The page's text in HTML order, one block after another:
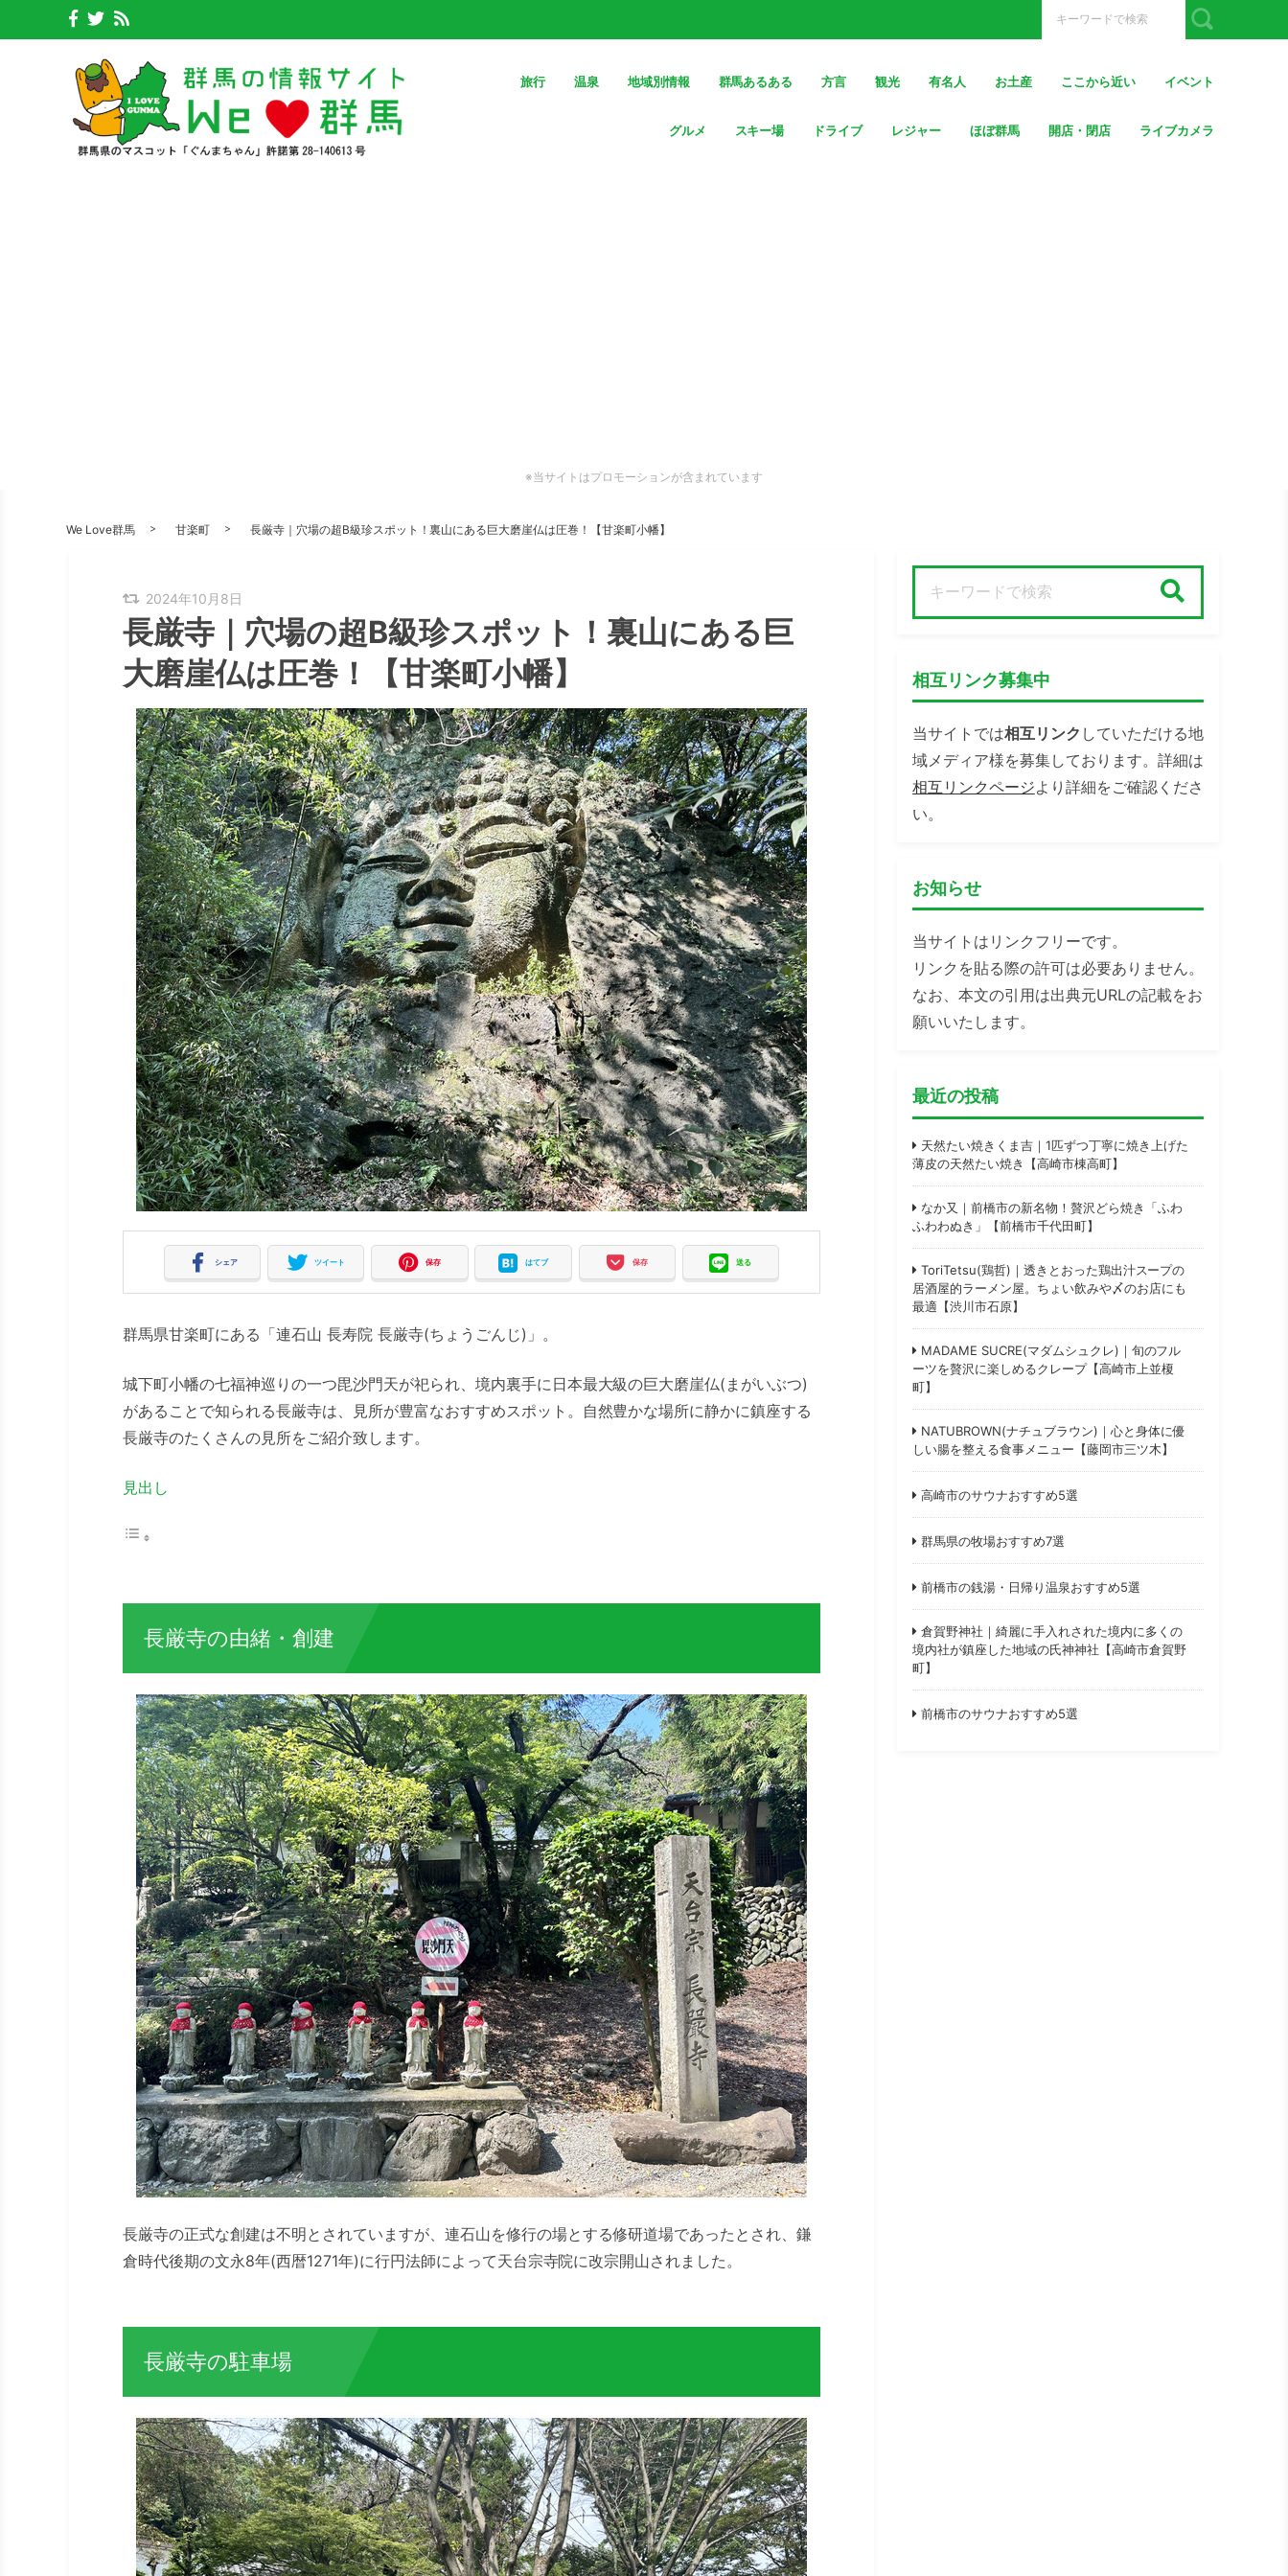
旅行 温泉 地域別情報 群馬あるある 方言 観光 有名人 お土産 ここから近い イベント
グルメ スキー場 ドライブ レジャー ほぼ群馬 開店・閉店 ライブカメラ
※当サイトはプロモーションが含まれています
We Love群馬 甘楽町 長厳寺｜穴場の超B級珍スポット！裏山にある巨大磨崖仏は圧巻！【甘楽町小幡】
2024年10月8日
長厳寺｜穴場の超B級珍スポット！裏山にある巨
大磨崖仏は圧巻！【甘楽町小幡】
シェア ツイート 保存 はてブ 保存 送る
群馬県甘楽町にある「連石山 長寿院 長厳寺(ちょうごんじ)」。
城下町小幡の七福神巡りの一つ毘沙門天が祀られ、境内裏手に日本最大級の巨大磨崖仏(まがいぶつ)
があることで知られる長厳寺は、見所が豊富なおすすめスポット。自然豊かな場所に静かに鎮座する
長厳寺のたくさんの見所をご紹介致します。
見出し
長厳寺の由緒・創建
長厳寺の正式な創建は不明とされていますが、連石山を修行の場とする修研道場であったとされ、鎌
倉時代後期の文永8年(西暦1271年)に行円法師によって天台宗寺院に改宗開山されました。
長厳寺の駐車場
相互リンク募集中
当サイトでは相互リンク していただける地
域メディア様を募集しております。詳細は
相互リンクページより詳細をご確認くださ
い。
お知らせ
当サイトはリンクフリーです。
リンクを貼る際の許可は必要ありません。
なお、本文の引用は出典元URLの記載をお
願いいたします。
最近の投稿
天然たい焼きくま吉｜1匹ずつ丁寧に焼き上げた
薄皮の天然たい焼き【高崎市棟高町】
なか又｜前橋市の新名物！贅沢どら焼き「ふわ
ふわわぬき」【前橋市千代田町】
ToriTetsu(鶏哲)｜透きとおった鶏出汁スープの
居酒屋的ラーメン屋。ちょい飲みや〆のお店にも
最適【渋川市石原】
MADAME SUCRE(マダムシュクレ)｜旬のフル
ーツを贅沢に楽しめるクレープ【高崎市上並榎
町】
NATUBROWN(ナチュブラウン)｜心と身体に優
しい腸を整える食事メニュー【藤岡市三ツ木】
高崎市のサウナおすすめ5選
群馬県の牧場おすすめ7選
前橋市の銭湯・日帰り温泉おすすめ5選
倉賀野神社｜綺麗に手入れされた境内に多くの
境内社が鎮座した地域の氏神神社【高崎市倉賀野
町】
前橋市のサウナおすすめ5選